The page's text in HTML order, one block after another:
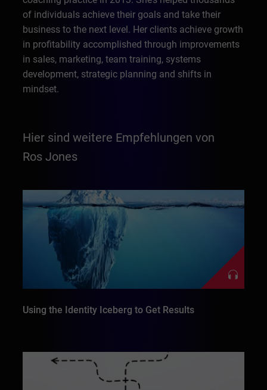
of individuals achieve their goals and take their
business to the next level. Her clients achieve growth
in profitability accomplished through improvements
in sales, marketing, team training, systems
development, strategic planning and shifts in
mindset.
Hier sind weitere Empfehlungen von
Ros Jones
Using the Identity Iceberg to Get Results